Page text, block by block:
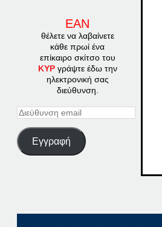
ΕΑΝ
θέλετε να λαβαίνετε
κάθε πρωί ένα
επίκαιρο σκίτσο του
ΚΥΡγράψτε έδω την
ηλεκτρονική σας
διεύθυνση.
Διεύθυνση
Εγγραφή